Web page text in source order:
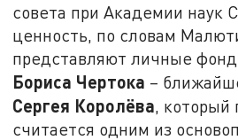
совета при Академии наук
ценность, по словам
представляют личные
Бориса Чертока –
Сергея Королёва, который
считается одним из